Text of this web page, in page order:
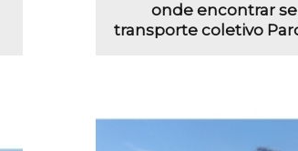
onde encontrar
transporte coletivo